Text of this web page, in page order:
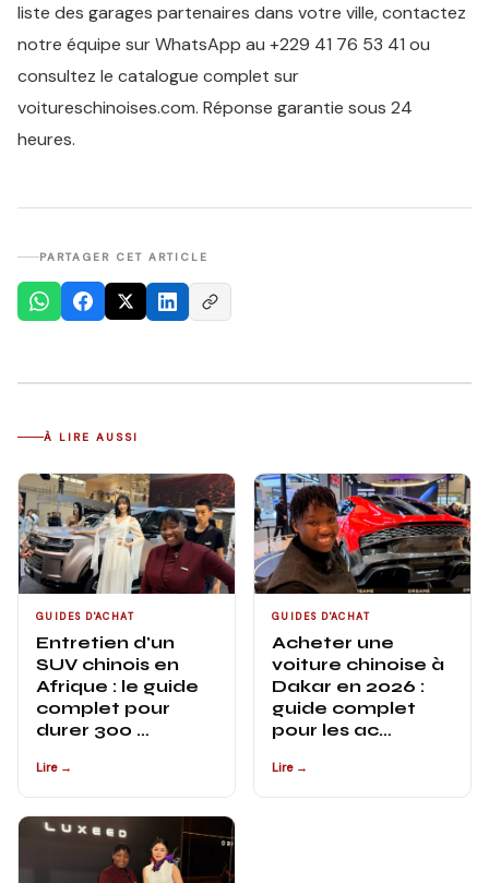
liste des garages partenaires dans votre ville, contactez
notre équipe sur WhatsApp au +229 41 76 53 41 ou
consultez le catalogue complet sur
voitureschinoises.com. Réponse garantie sous 24
heures.
PARTAGER CET ARTICLE
À LIRE AUSSI
GUIDES D'ACHAT
Entretien d'un
SUV chinois en
Afrique : le guide
complet pour
durer 300 …
Lire →
GUIDES D'ACHAT
Acheter une
voiture chinoise à
Dakar en 2026 :
guide complet
pour les ac…
Lire →